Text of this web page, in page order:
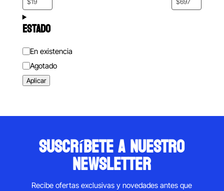
ESTADO
Estado
En existencia
Agotado
Aplicar
suscríbete a nuestro
newsletter
Recibe ofertas exclusivas y novedades antes que